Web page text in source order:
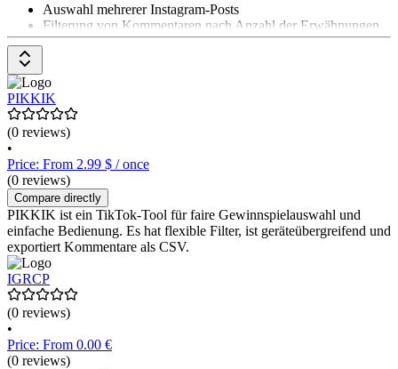
Auswahl mehrerer Instagram-Posts
Filterung von Kommentaren nach Anzahl der Erwähnungen,
Tags oder doppelten Nutzer*innen
Erstellung einer einzigartigen Ergebnisseite für den Instagram-
Wettbewerb Das Pricing-Modell ist einfach: Bis zu 500
Kommentare können kostenlos abgerufen werden. Für
unbegrenzte Kommentare und zusätzliche Funktionen kann
PIKKIK
(0 reviews)
•
Price: From 2.99 $ / once
(0 reviews)
Compare directly
PIKKIK ist ein TikTok-Tool für faire Gewinnspielauswahl und
einfache Bedienung. Es hat flexible Filter, ist geräteübergreifend und
exportiert Kommentare als CSV.
IGRCP
(0 reviews)
•
Price: From 0.00 €
(0 reviews)